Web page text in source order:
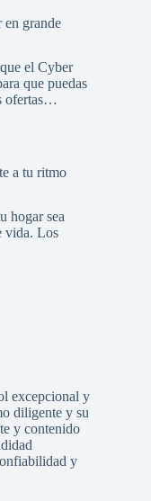
grande
el Cyber
que puedas
ofertas…
a tu ritmo
hogar sea
vida. Los
excepcional y
diligente y su
y contenido
y